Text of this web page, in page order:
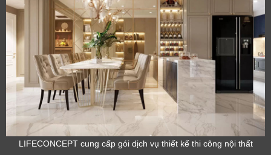
LIFECONCEPT cung cấp gói dịch vụ thiết kế thi công nội thất